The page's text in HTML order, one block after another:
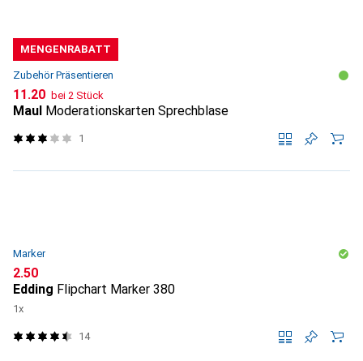
MENGENRABATT
Zubehör Präsentieren
CHF
11.20 bei 2 Stück
Maul Moderationskarten Sprechblase
1
Marker
CHF
2.50
Edding Flipchart Marker 380
1x
14